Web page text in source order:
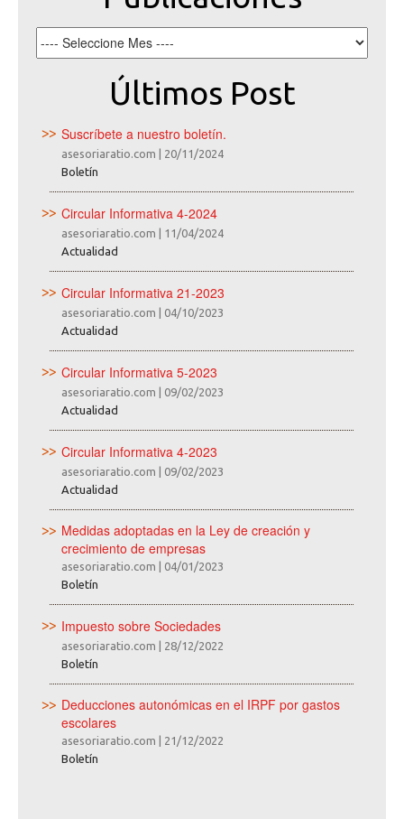
Últimos Post
Suscríbete a nuestro boletín.
asesoriaratio.com | 20/11/2024
Boletín
Circular Informativa 4-2024
asesoriaratio.com | 11/04/2024
Actualidad
Circular Informativa 21-2023
asesoriaratio.com | 04/10/2023
Actualidad
Circular Informativa 5-2023
asesoriaratio.com | 09/02/2023
Actualidad
Circular Informativa 4-2023
asesoriaratio.com | 09/02/2023
Actualidad
Medidas adoptadas en la Ley de creación y
crecimiento de empresas
asesoriaratio.com | 04/01/2023
Boletín
Impuesto sobre Sociedades
asesoriaratio.com | 28/12/2022
Boletín
Deducciones autonómicas en el IRPF por gastos
escolares
asesoriaratio.com | 21/12/2022
Boletín